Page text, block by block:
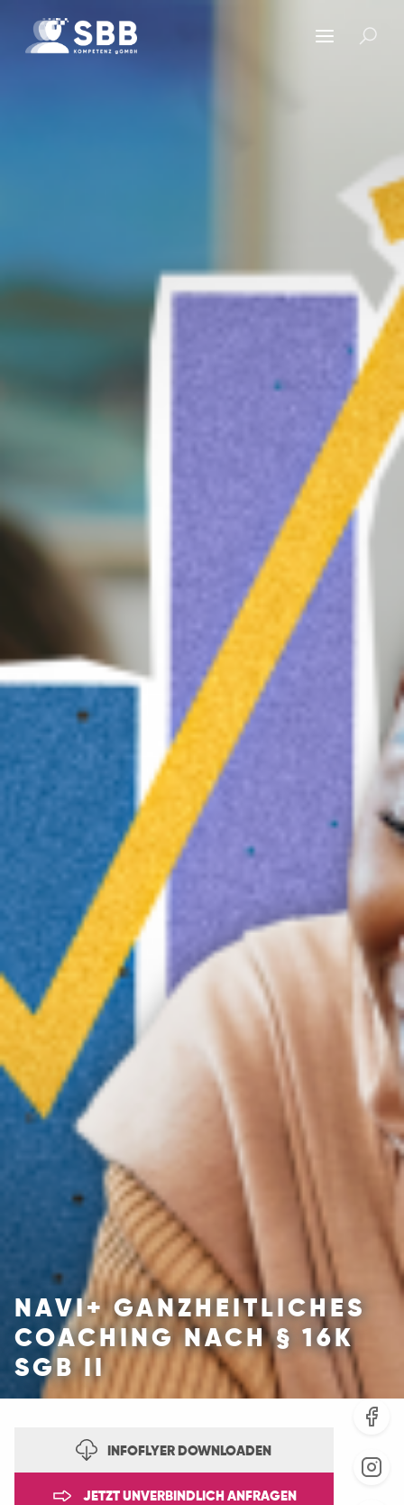
NAVI+ GANZHEITLICHES
COACHING NACH § 16K
SGB II
INFOFLYER DOWNLOADEN
JETZT UNVERBINDLICH ANFRAGEN